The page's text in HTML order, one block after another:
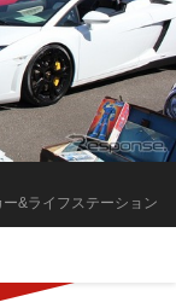
&ライフステーション